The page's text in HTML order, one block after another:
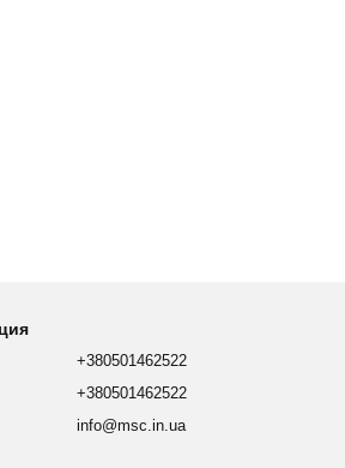
+380501462522
+380501462522
info@msc.in.ua